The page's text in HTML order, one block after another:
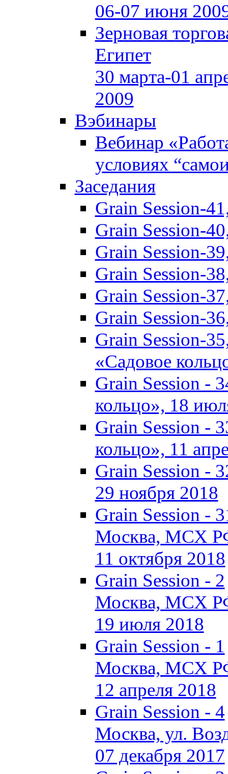
06-07 июня
Зерновая
Египет
30 марта-01
2009
Вэбинары
Вебинар
условиях
Заседания
Grain Session-
Grain Session-
Grain Session-
Grain Session-
Grain Session-
Grain Session-
Grain Session-
«Садовое
Grain Session -
кольцо», 18
Grain Session -
кольцо», 11
Grain Session -
29 ноября 2018
Grain Session -
Москва, МСХ
11 октября 2018
Grain Session - 2
Москва, МСХ
19 июля 2018
Grain Session - 1
Москва, МСХ
12 апреля 2018
Grain Session - 4
Москва, ул.
07 декабря 2017